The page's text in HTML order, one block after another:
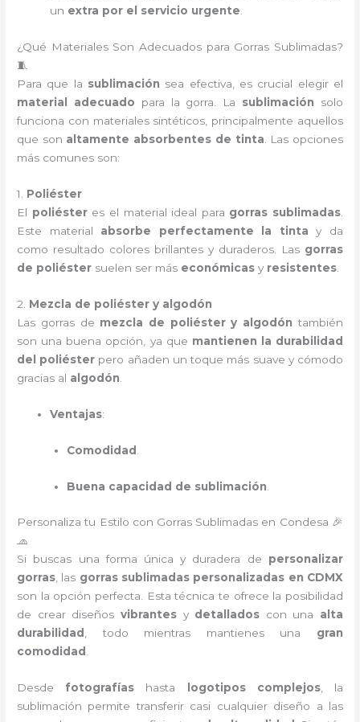
un extra por el servicio urgente.
¿Qué Materiales Son Adecuados para Gorras Sublimadas?
🧵
Para que la sublimación sea efectiva, es crucial elegir el
material adecuado para la gorra. La sublimación solo
funciona con materiales sintéticos, principalmente aquellos
que son altamente absorbentes de tinta . Las opciones
más comunes son:
1. Poliéster
El poliésteres el material ideal para gorras sublimadas.
Este material absorbe perfectamente la tinta y da
como resultado colores brillantes y duraderos. Las gorras
de poliéster suelen ser más económicas y resistentes
2. Mezcla de poliéster y algodón
Las gorras de mezcla de poliéster y algodón también
son una buena opción, ya que mantienen la durabilidad
del poliéster pero añaden un toque más suave y cómodo
gracias al algodón
Ventajas:
Comodidad
Buena capacidad de sublimación
Personaliza tu Estilo con Gorras Sublimadas en Condesa 🎉
🧢
Si buscas una forma única y duradera de personalizar
gorras, las gorras sublimadas personalizadas en CDMX
son la opción perfecta. Esta técnica te ofrece la posibilidad
de crear diseños vibrantesy detallados con una alta
durabilidad , todo mientras mantienes una gran
comodidad .
Desde fotografías hasta logotipos complejos, la
sublimación permite transferir casi cualquier diseño a las